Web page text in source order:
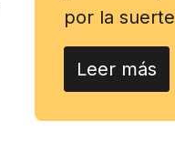
por la suerte
Leer más